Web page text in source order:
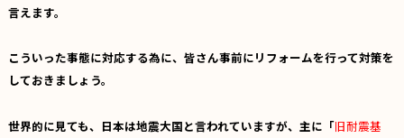
言えます。
こういった事態に対応する為に、皆さん事前にリフォームを行って対策を
しておきましょう。
世界的に見ても、日本は地震大国と言われていますが、主に「旧耐震基